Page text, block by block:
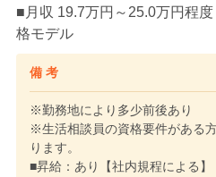
■月収 19.7万円～25.0万円程
格モデル
備 考
※勤務地により多少前後あり
※生活相談員の資格要件がある
ります。
■昇給：あり【社内規程による】